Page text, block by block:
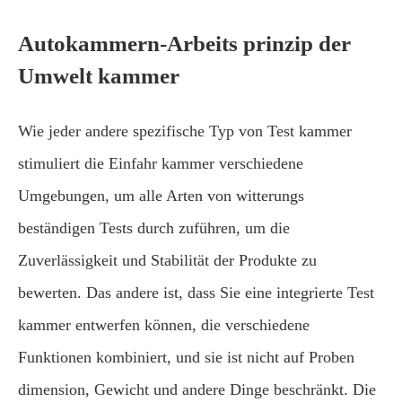
Autokammern-Arbeits prinzip der
Umwelt kammer
Wie jeder andere spezifische Typ von Test kammer
stimuliert die Einfahr kammer verschiedene
Umgebungen, um alle Arten von witterungs
beständigen Tests durch zuführen, um die
Zuverlässigkeit und Stabilität der Produkte zu
bewerten. Das andere ist, dass Sie eine integrierte Test
kammer entwerfen können, die verschiedene
Funktionen kombiniert, und sie ist nicht auf Proben
dimension, Gewicht und andere Dinge beschränkt. Die